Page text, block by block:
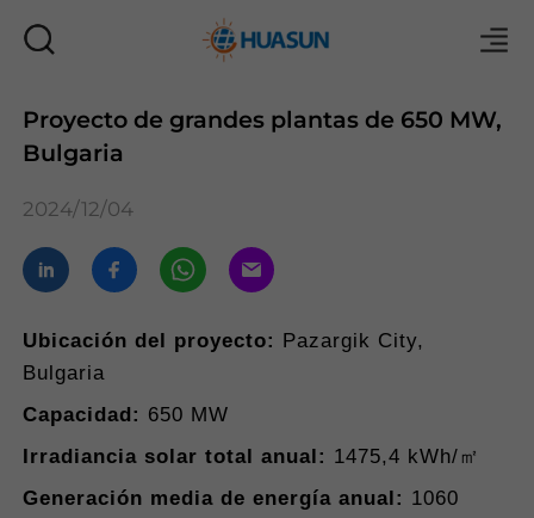
Proyecto de grandes plantas de 650 MW,
Bulgaria
2024/12/04
Ubicación del proyecto:
Pazargik City,
Bulgaria
Capacidad: 650 MW
Irradiancia solar total anual: 1475,4 kWh/㎡
Generación media de energía anual: 1060